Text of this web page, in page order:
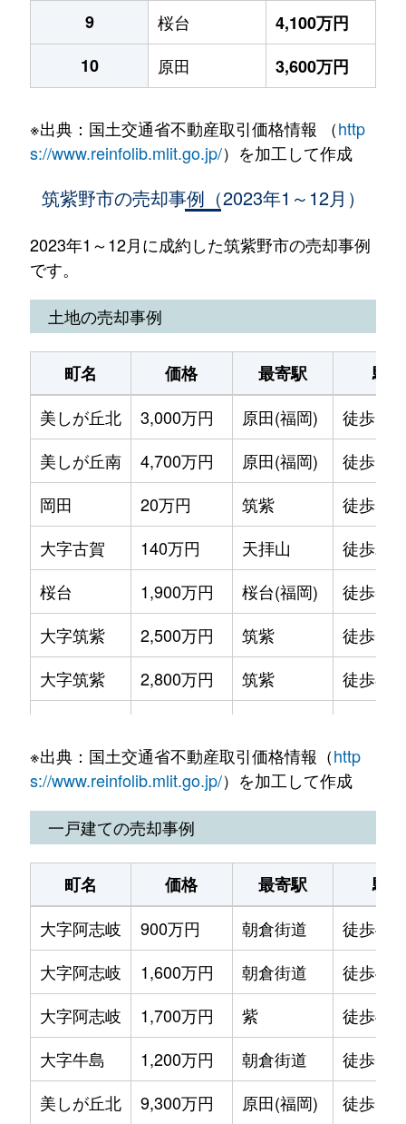
9
桜台
4,100万円
10
原田 3,600万円
※出典：国土交通省不動産取引価格情報 （http
s://www.reinfolib.mlit.go.jp/）を加工して作成
筑紫野市の売却事例（2023年1～12月）
2023年1～12月に成約した筑紫野市の売却事例
です。
土地の売却事例
町名 価格 最寄駅
駅
美しが丘北
3,000万円 原田(福岡)
徒歩18
美しが丘南
4,700万円 原田(福岡)
徒歩1時
岡田
20万円 筑紫
徒歩18
大字古賀
140万円 天拝山
徒歩25
桜台
1,900万円 桜台(福岡)
徒歩5分
大字筑紫
2,500万円 筑紫
徒歩1時
大字筑紫
2,800万円 筑紫
徒歩3分
大字筑紫
5,000万円 筑紫
徒歩3分
大字筑紫
610万円 筑紫
徒歩8分
大字筑紫
2,800万円 筑紫
徒歩13
大字筑紫
11,000万円 筑紫
徒歩5分
大字永岡
7,700万円 朝倉街道
徒歩16
大字永岡
12,000万円 朝倉街道
徒歩16
大字永岡
1,300万円 桜台(福岡)
徒歩8分
大字永岡
4,300万円 桜台(福岡)
徒歩10
針摺北
1,600万円 朝倉街道 徒歩6分
※出典：国土交通省不動産取引価格情報（http
s://www.reinfolib.mlit.go.jp/）を加工して作成
一戸建ての売却事例
町名 価格 最寄駅
駅
大字阿志岐
900万円 朝倉街道
徒歩45
大字阿志岐
1,600万円 朝倉街道
徒歩45
大字阿志岐
1,700万円 紫
徒歩45
大字牛島
1,200万円 朝倉街道
徒歩15
美しが丘北
9,300万円 原田(福岡) 徒歩1時